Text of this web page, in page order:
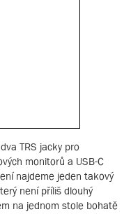
TRS jacky pro
monitorů a USB-C
najdeme jeden takový
není příliš dlouhý
na jednom stole bohatě